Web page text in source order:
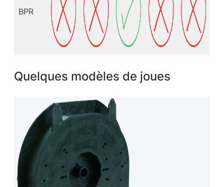
BPR
Quelques modèles de joues